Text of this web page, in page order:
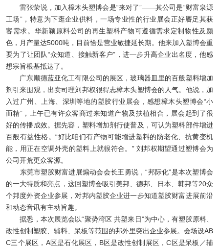
雷张荣说，加入樟木头塑博会是“来对了”——其公司是“财富泉源
工场”，特意为下逛企业供料，一场专业性的行业展会正好餍足其获
客需求。华新颖原料公司的再生塑料产物可遵循需求定制物性及颜
色，月产量达5000吨，目前恰是营业敏捷延长期。他来加入塑博会重
要为了让团队“众知道、接触新客户”，进一步升高企业出名度，他感
想宗旨根基抵达了。
广东顺德蓝亚化工有限公司的展区，玻璃器皿里的百般塑料增加
剂引来围观，出卖司理刘邦权很得志樟木头塑博会的人气。他说，加
入过广州、上海、深圳等地的塑胶行业展会，感想樟木头塑博会“小
而精”，上午已有许众客商过来知道产物及扶植相合，展会起到了很
好的传播成效。据先容，塑料增加剂行使普及，可认为塑料部件增进
百般有益性格。“好比咱们有产物可能增进塑料的防老化、抗黄变机
能，用正在空调外壳的塑料上就很符合。” 刘邦权期望通过塑博会为
公司开荒更众客源。
东莞市塑胶财富进展煽动会会长王勇说，“邦际化”是本次塑博会
的一大特质和亮点，这回塑博会吸引美邦、德邦、日本、韩邦等20众
个邦度外资企业参展，对邦内塑胶企业进一步知道塑胶财富进展前沿
和动态音讯有主动旨趣。
据悉，本次展览会以“聚势湾区 共塑来日”为中心，有塑胶原料、
改性创制塑胶、辅料、呆板等范围的邦外里突出企业参展。会场设AB
C三个展区，A区是石化展区，B区是改性创制展区，C区是呆板／辅